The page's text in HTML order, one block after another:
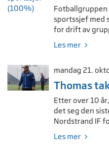
Fotballgruppen
sportssjef med
for drift av
Les mer
mandag 21.
Thomas
Etter over 10
det seg den
Nordstrand IF
Les mer